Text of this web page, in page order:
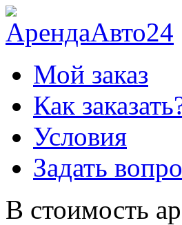
Мой заказ
Как
Условия
Задать
В стоимость